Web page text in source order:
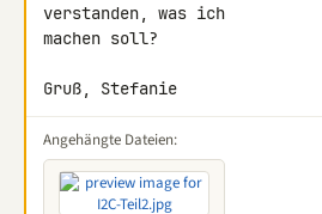
verstanden, was ich
machen soll?
Gruß, Stefanie
Angehängte Dateien: